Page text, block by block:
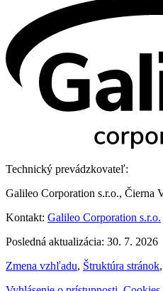
Technický prevádzkovateľ:
Galileo Corporation s.r.o., Čierna
Kontakt: Galileo Corporation s.r.o.
Posledná aktualizácia: 30. 7. 2026
Zmena vzhľadu, Štruktúra stránok,